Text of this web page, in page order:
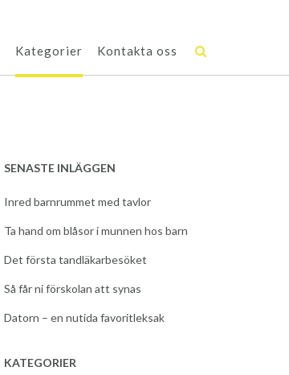
Kategorier Kontakta oss
SENASTE INLÄGGEN
Inred barnrummet med tavlor
Ta hand om blåsor i munnen hos barn
Det första tandläkarbesöket
Så får ni förskolan att synas
Datorn – en nutida favoritleksak
KATEGORIER